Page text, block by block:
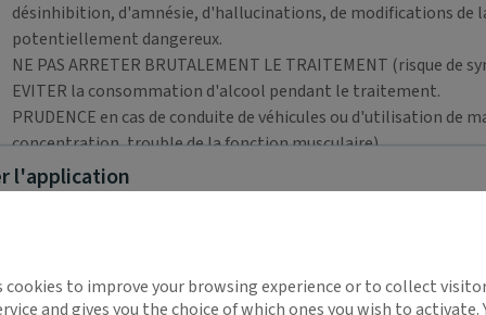
désinhibition, d'amnésie, d'hallucinations, de modifications de
potentiellement dangereux.
NE PAS ARRETER BRUTALEMENT LE TRAITEMENT (risque de
EVITER la consommation d'alcool pendant le traitement.
PRUDENCE en cas de conduite de véhicules ou d'utilisation
concentration, trouble de la fonction musculaire).
Insuffisance respiratoire sévère
Insuffisance hépatique sévère
l'application
!
cookies to improve your browsing experience or to collect
and gives you the choice of which ones you wish to activate.